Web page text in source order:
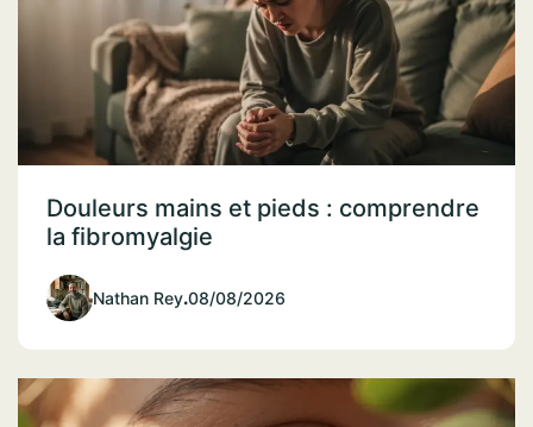
Douleurs mains et pieds : comprendre
la fibromyalgie
Nathan Rey.08/08/2026